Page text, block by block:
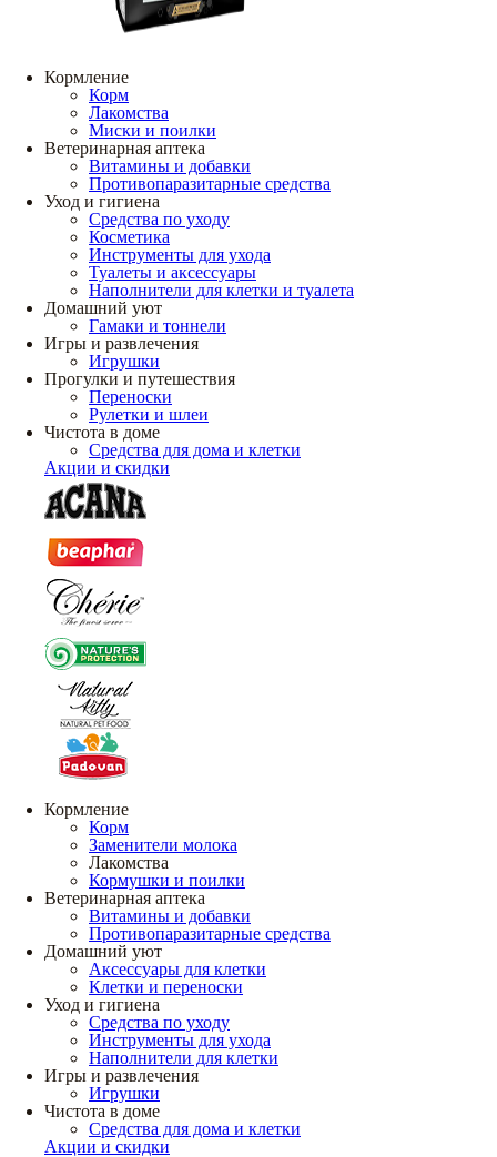
Кормление
Корм
Лакомства
Миски и поилки
Ветеринарная аптека
Витамины и добавки
Противопаразитарные средства
Уход и гигиена
Средства по уходу
Косметика
Инструменты для ухода
Туалеты и аксессуары
Наполнители для клетки и туалета
Домашний уют
Гамаки и тоннели
Игры и развлечения
Игрушки
Прогулки и путешествия
Переноски
Рулетки и шлеи
Чистота в доме
Средства для дома и клетки
Акции и скидки
Кормление
Корм
Заменители молока
Лакомства
Кормушки и поилки
Ветеринарная аптека
Витамины и добавки
Противопаразитарные средства
Домашний уют
Аксессуары для клетки
Клетки и переноски
Уход и гигиена
Средства по уходу
Инструменты для ухода
Наполнители для клетки
Игры и развлечения
Игрушки
Чистота в доме
Средства для дома и клетки
Акции и скидки